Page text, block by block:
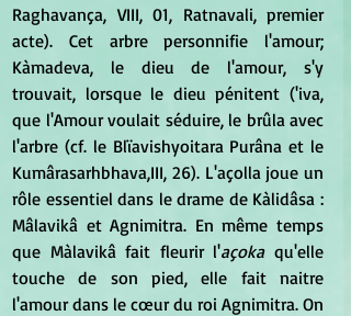
Raghavança, VIII, 01, Ratnavali, premier
acte). Cet arbre personnifie l'amour;
Kàmadeva, le dieu de l'amour, s'y
trouvait, lorsque le dieu pénitent ('iva,
que l'Amour voulait séduire, le brûla avec
l'arbre (cf. le Blïavishyoitara Purâna et le
Kumârasarhbhava,III, 26). L'açolla joue un
rôle essentiel dans le drame de Kàlidâsa :
Mâlavikâ et Agnimitra. En même temps
que Màlavikâ fait fleurir l'açoka qu'elle
touche de son pied, elle fait naitre
l'amour dans le cœur du roi Agnimitra. On